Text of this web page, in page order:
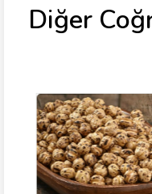
Diğer